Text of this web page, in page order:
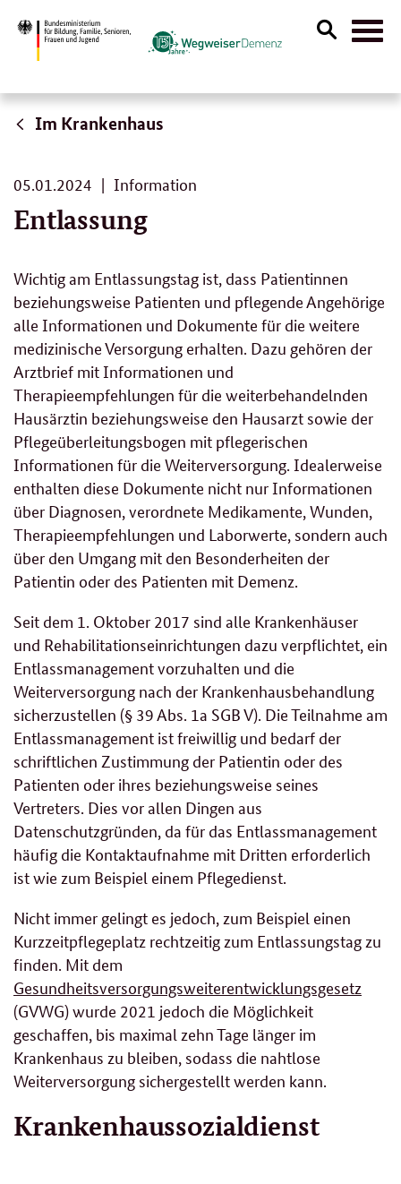
Suche
Im Krankenhaus
Entlassung
05.01.2024 05.
01.
2024
Information
Wichtig am Entlassungstag ist, dass Patientinnen
beziehungsweise Patienten und pflegende Angehörige
alle Informationen und Dokumente für die weitere
medizinische Versorgung erhalten. Dazu gehören der
Arztbrief mit Informationen und
Therapieempfehlungen für die weiterbehandelnden
Hausärztin beziehungsweise den Hausarzt sowie der
Pflegeüberleitungsbogen mit pflegerischen
Informationen für die Weiterversorgung. Idealerweise
enthalten diese Dokumente nicht nur Informationen
über Diagnosen, verordnete Medikamente, Wunden,
Therapieempfehlungen und Laborwerte, sondern auch
über den Umgang mit den Besonderheiten der
Patientin oder des Patienten mit Demenz.
Seit dem 1. Oktober 2017 sind alle Krankenhäuser
und Rehabilitationseinrichtungen dazu verpflichtet, ein
Entlassmanagement vorzuhalten und die
Weiterversorgung nach der Krankenhausbehandlung
sicherzustellen (§ 39 Abs. 1a SGB V). Die Teilnahme am
Entlassmanagement ist freiwillig und bedarf der
schriftlichen Zustimmung der Patientin oder des
Patienten oder ihres beziehungsweise seines
Vertreters. Dies vor allen Dingen aus
Datenschutzgründen, da für das Entlassmanagement
häufig die Kontaktaufnahme mit Dritten erforderlich
ist wie zum Beispiel einem Pflegedienst.
Nicht immer gelingt es jedoch, zum Beispiel einen
Kurzzeitpflegeplatz rechtzeitig zum Entlassungstag zu
finden. Mit dem
Gesundheitsversorgungsweiterentwicklungsgesetz
(GVWG) wurde 2021 jedoch die Möglichkeit
geschaffen, bis maximal zehn Tage länger im
Krankenhaus zu bleiben, sodass die nahtlose
Weiterversorgung sichergestellt werden kann.
Krankenhaussozialdienst